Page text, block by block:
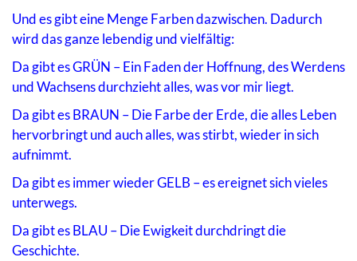
Und es gibt eine Menge Farben dazwischen. Dadurch
wird das ganze lebendig und vielfältig:
Da gibt es GRÜN – Ein Faden der Hoffnung, des Werdens
und Wachsens durchzieht alles, was vor mir liegt.
Da gibt es BRAUN – Die Farbe der Erde, die alles Leben
hervorbringt und auch alles, was stirbt, wieder in sich
aufnimmt.
Da gibt es immer wieder GELB – es ereignet sich vieles
unterwegs.
Da gibt es BLAU – Die Ewigkeit durchdringt die
Geschichte.